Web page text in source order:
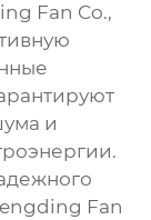
Fan Co.,
и
Fan